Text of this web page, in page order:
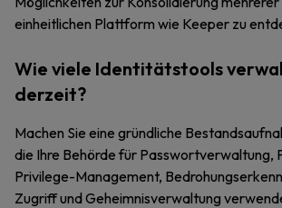
einheitlichen Plattform wie Keeper zu
Wie viele Identitätstools
derzeit?
Machen Sie eine gründliche
die Ihre Behörde für Passwortverwaltung,
Privilege-Management,
Zugriff und Geheimnisverwaltung